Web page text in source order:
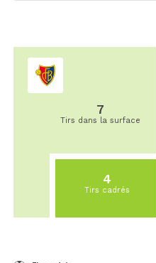
7
Tirs dans la surface
4
Tirs cadrés